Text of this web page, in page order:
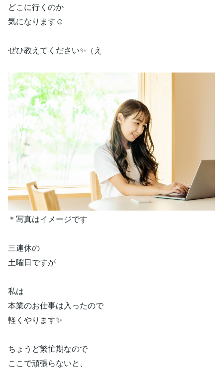
どこに行くのか
気になります☺️
ぜひ教えてください✨（え
＊写真はイメージです
三連休の
土曜日ですが
私は
本業のお仕事は入ったので
軽くやります✨
ちょうど繁忙期なので
ここで頑張らないと、